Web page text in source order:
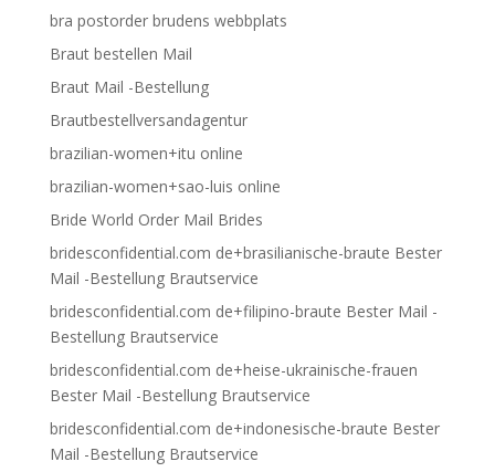
bra postorder brudens webbplats
Braut bestellen Mail
Braut Mail -Bestellung
Brautbestellversandagentur
brazilian-women+itu online
brazilian-women+sao-luis online
Bride World Order Mail Brides
bridesconfidential.com de+brasilianische-braute Bester
Mail -Bestellung Brautservice
bridesconfidential.com de+filipino-braute Bester Mail -
Bestellung Brautservice
bridesconfidential.com de+heise-ukrainische-frauen
Bester Mail -Bestellung Brautservice
bridesconfidential.com de+indonesische-braute Bester
Mail -Bestellung Brautservice